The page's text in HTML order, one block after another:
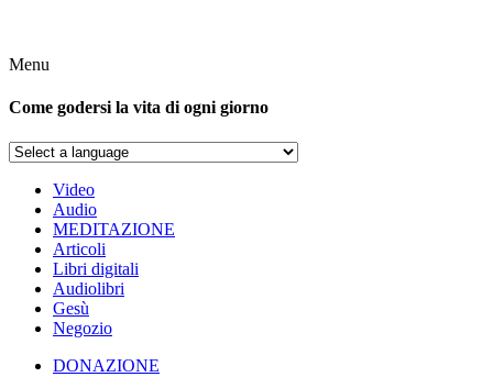
Menu
Come godersi la vita di ogni giorno
Video
Audio
MEDITAZIONE
Articoli
Libri digitali
Audiolibri
Gesù
Negozio
DONAZIONE